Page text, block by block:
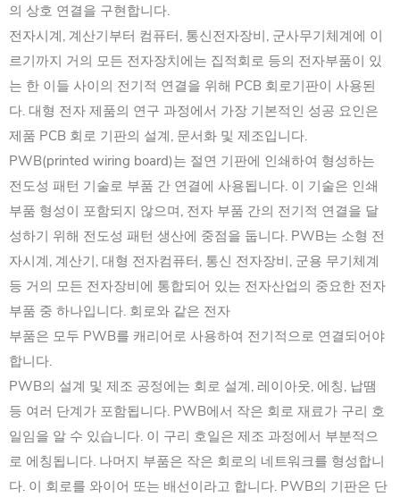
의 상호 연결을 구현합니다.
전자시계, 계산기부터 컴퓨터, 통신전자장비, 군사무기체계에 이
르기까지 거의 모든 전자장치에는 집적회로 등의 전자부품이 있
는 한 이들 사이의 전기적 연결을 위해 PCB 회로기판이 사용된
다. 대형 전자 제품의 연구 과정에서 가장 기본적인 성공 요인은
제품 PCB 회로 기판의 설계, 문서화 및 제조입니다.
PWB(printed wiring board)는 절연 기판에 인쇄하여 형성하는
전도성 패턴 기술로 부품 간 연결에 사용됩니다. ‌이 기술은 인쇄
부품 형성이 포함되지 않으며, 전자 부품 간의 전기적 연결을 달
성하기 위해 전도성 패턴 생산에 중점을 둡니다. ‌PWB는 소형 전
자시계, ‌계산기, 대형 전자컴퓨터, ‌통신 전자장비, ‌군용 무기체계
등 거의 모든 전자장비에 통합되어 있는 전자산업의 중요한 전자
부품 중 하나입니다. 회로와 같은 전자
부품은 모두 PWB를 캐리어로 사용하여 전기적으로 연결되어야
합니다. ‌
PWB의 설계 및 제조 공정에는 회로 설계, 레이아웃, 에칭, 납땜
등 여러 단계가 포함됩니다. ‌PWB에서 ‌작은 회로 재료가 구리 호
일임을 알 수 있습니다. ‌이 구리 호일은 제조 과정에서 부분적으
로 에칭됩니다. ‌나머지 부품은 작은 회로의 네트워크를 형성합니
다. ‌이 회로를 와이어 또는 배선이라고 합니다. ‌PWB의 기판은 단